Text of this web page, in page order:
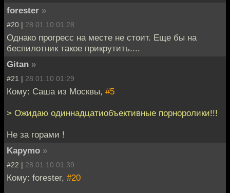
forester »
#20 | 28.01.10 01:28
Однако прогресс на месте не стоит. Еще бы на
беспилотник такое прикрутить....
Gitan »
#21 | 28.01.10 01:29
Кому: Саша из Москвы, #5
> Ожидаю одиннадцатиобъективные порноролики!!!
Не за горами !
Kapymo »
#22 | 28.01.10 01:39
Кому: forester, #20